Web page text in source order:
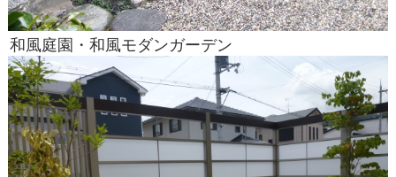
和風庭園・和風モダンガーデン